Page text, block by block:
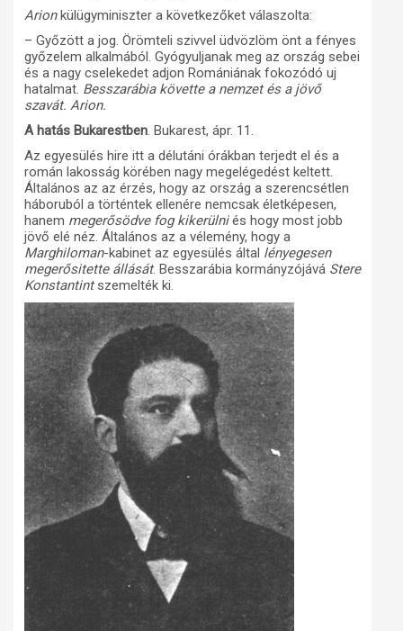
Arionkülügyminiszter a következőket válaszolta:
– Győzött a jog. Örömteli szivvel üdvözlöm önt a fényes
győzelem alkalmából. Gyógyuljanak meg az ország sebei
és a nagy cselekedet adjon Romániának fokozódó uj
hatalmat. Besszarábia követte a nemzet és a jövő
szavát. Arion.
A hatás Bukarestben. Bukarest, ápr. 11.
Az egyesülés hire itt a délutáni órákban terjedt el és a
román lakosság körében nagy megelégedést keltett.
Általános az az érzés, hogy az ország a szerencsétlen
háboruból a történtek ellenére nemcsak életképesen,
hanem megerősödve fog kikerülniés hogy most jobb
jövő elé néz. Általános az a vélemény, hogy a
Marghiloman-kabinet az egyesülés által lényegesen
megerősitette állását. Besszarábia kormányzójává Stere
Konstantintszemelték ki.